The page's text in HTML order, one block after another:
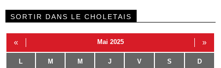
SORTIR DANS LE CHOLETAIS
« Mai 2025 »
L M M J V S D